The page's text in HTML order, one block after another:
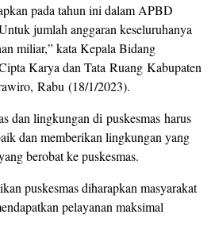
pada tahun ini dalam APBD
jumlah anggaran keseluruhanya
miliar,” kata Kepala Bidang
Karya dan Tata Ruang Kabupaten
Rabu (18/1/2023).
dan lingkungan di puskesmas harus
dan memberikan lingkungan yang
berobat ke puskesmas.
puskesmas diharapkan masyarakat
pelayanan maksimal